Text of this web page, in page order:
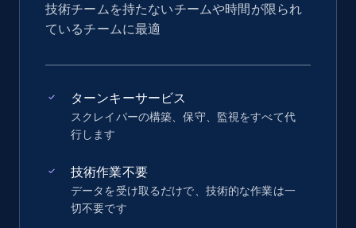
技術チームを持たないチームや時間が限られ
ているチームに最適
ターンキーサービス
スクレイパーの構築、保守、監視をすべて代
行します
技術作業不要
データを受け取るだけで、技術的な作業は一
切不要です